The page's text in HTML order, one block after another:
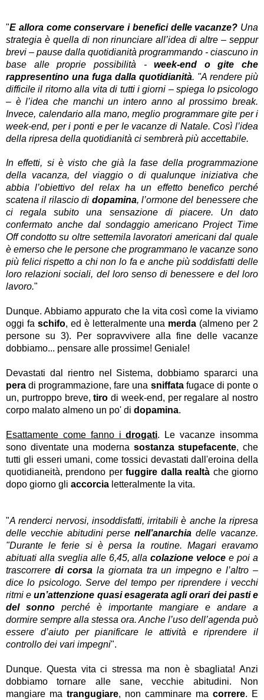
"E allora come conservare i benefici delle vacanze? Una
strategia è quella di non rinunciare all’idea di altre – seppur
brevi – pause dalla quotidianità programmando - ciascuno in
base alle proprie possibilità -week-end o gite che
rappresentino una fuga dalla quotidianità. "A rendere più
difficile il ritorno alla vita di tutti i giorni – spiega lo psicologo
– è l’idea che manchi un intero anno al prossimo break.
Invece, calendario alla mano, meglio programmare gite per i
week-end, per i ponti e per le vacanze di Natale. Così l’idea
della ripresa della quotidianità ci sembrerà più accettabile.
In effetti, si è visto che già la fase della programmazione
della vacanza, del viaggio o di qualunque iniziativa che
abbia l’obiettivo del relax ha un effetto benefico perché
scatena il rilascio di dopamina, l’ormone del benessere che
ci regala subito una sensazione di piacere. Un dato
confermato anche dal sondaggio americano Project Time
Off condotto su oltre settemila lavoratori americani dal quale
è emerso che le persone che programmano le vacanze sono
più felici rispetto a chi non lo fa e anche più soddisfatti delle
loro relazioni sociali, del loro senso di benessere e del loro
lavoro."
Dunque. Abbiamo appurato che la vita così come la viviamo
oggi fa schifo, ed è letteralmente una merda (almeno per 2
persone su 3).
Per sopravvivere alla fine delle vacanze
dobbiamo... pensare alle prossime! Geniale!
Devastati dal rientro nel Sistema, dobbiamo spararci una
peradi programmazione, fare una sniffata fugace di ponte o
un, purtroppo breve,tirodi week-end, per regalare al nostro
corpo malato almeno un po' di dopamina.
Esattamente come fanno idrogati. Le vacanze insomma
sono diventate una moderna sostanza stupefacente, che
tutti gli esseri umani, come tossici devastati dall'eroina della
quotidianeità, prendono perfuggire dalla realtà che giorno
dopo giorno gli accorcia letteralmente la vita.
"A renderci nervosi, insoddisfatti, irritabili è anche la ripresa
delle vecchie abitudini persenell’anarchiadelle vacanze.
"Durante le ferie si è persa la routine. Magari eravamo
abituati alla sveglia alle 6,45, allacolazione veloce e poi a
trascorrere di corsala giornata tra un impegno e l’altro –
dice lo psicologo. Serve del tempo per riprendere i vecchi
ritmi eun’attenzione quasi esagerata agli orari dei pasti e
del sonno perché è importante mangiare e andare a
dormire sempre alla stessa ora. Anche l’uso dell’agenda può
essere d’aiuto per pianificare le attività e riprendere il
controllo dei vari impegni".
Dunque. Questa vita ci stressa ma non è sbagliata! Anzi
dobbiamo tornare alle sane, vecchie abitudini. Non
mangiare ma trangugiare, non camminare ma correre. E